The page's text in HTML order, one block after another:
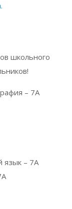
школьного
– 7А
язык – 7А